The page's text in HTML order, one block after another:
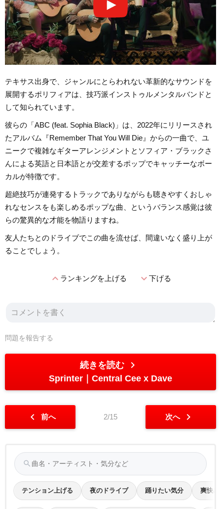
テキサス出身で、ジャンルにとらわれない革新的なサウンドを
展開するポリフィアは、技巧派インストゥルメンタルバンドと
して知られています。
彼らの「ABC (feat. Sophia Black)」は、2022年にリリースされ
たアルバム『Remember That You Will Die』からの一曲で、ユ
ニークで複雑なギターアレンジメントとソフィア・ブラックさ
んによる英語と日本語とが交差するポップでキャッチーなボー
カルが特徴です。
超絶技巧が連発するトラックでありながらも聴きやすくおしゃ
れなセンスをも楽しめるポップな曲、というバランス感覚は彼
らの驚異的な才能を物語りますね。
友人たちとのドライブでこの曲を流せば、間違いなく盛り上が
ることでしょう。
expand_lessランキングを上げる expand_more下げる
問題を報告する
続きを読む chevron_right
Sprinter Central Cee x Dave
chevron_left 前へ 2/15 次へ chevron_right
search
テンション上げる 夜のドライブ 踊りたい気分 爽快感